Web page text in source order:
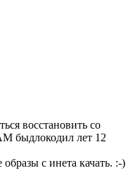
восстановить со
быдлокодил лет 12
с инета качать. :-)